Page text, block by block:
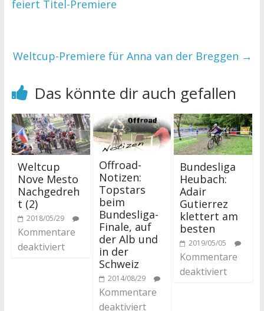
feiert Titel-Premiere
Weltcup-Premiere für Anna van der Breggen →
Das könnte dir auch gefallen
Weltcup
Nove Mesto
Nachgedreh
t (2)
2018/05/29
Kommentare
deaktiviert
Offroad-
Notizen:
Topstars
beim
Bundesliga-
Finale, auf
der Alb und
in der
Schweiz
2014/08/29
Kommentare
deaktiviert
Bundesliga
Heubach:
Adair
Gutierrez
klettert am
besten
2019/05/05
Kommentare
deaktiviert